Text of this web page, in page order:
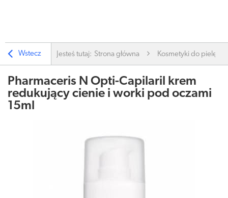
Wstecz Jesteś tutaj: Strona główna Kosmetyki do
Pharmaceris N Opti-Capilaril krem
redukujący cienie i worki pod oczami
15ml